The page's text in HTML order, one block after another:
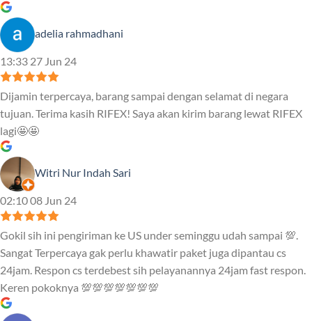
adelia rahmadhani
13:33 27 Jun 24
Dijamin terpercaya, barang sampai dengan selamat di negara
tujuan. Terima kasih RIFEX! Saya akan kirim barang lewat RIFEX
lagi🤩🤩
Witri Nur Indah Sari
02:10 08 Jun 24
Gokil sih ini pengiriman ke US under seminggu udah sampai 💯.
Sangat Terpercaya gak perlu khawatir paket juga dipantau cs
24jam. Respon cs terdebest sih pelayanannya 24jam fast respon.
Keren pokoknya 💯💯💯💯💯💯💯